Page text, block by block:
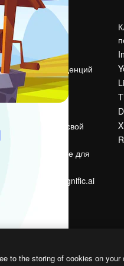
Цены
О нас
Вакансии
Поиск тенденций
Блог
События
Продайте свой
Помещение для
Ищете magnific.ai
X
to the storing of cookies on